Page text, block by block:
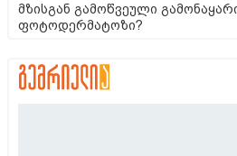
მზისგან გამოწვეული
ფოტოდერმატოზი?